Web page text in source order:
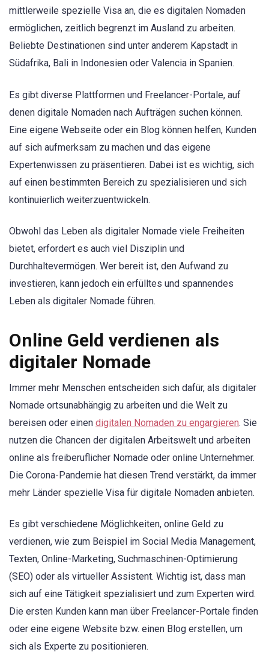
mittlerweile spezielle Visa an, die es digitalen Nomaden
ermöglichen, zeitlich begrenzt im Ausland zu arbeiten.
Beliebte Destinationen sind unter anderem Kapstadt in
Südafrika, Bali in Indonesien oder Valencia in Spanien.
Es gibt diverse Plattformen und Freelancer-Portale, auf
denen digitale Nomaden nach Aufträgen suchen können.
Eine eigene Webseite oder ein Blog können helfen, Kunden
auf sich aufmerksam zu machen und das eigene
Expertenwissen zu präsentieren. Dabei ist es wichtig, sich
auf einen bestimmten Bereich zu spezialisieren und sich
kontinuierlich weiterzuentwickeln.
Obwohl das Leben als digitaler Nomade viele Freiheiten
bietet, erfordert es auch viel Disziplin und
Durchhaltevermögen. Wer bereit ist, den Aufwand zu
investieren, kann jedoch ein erfülltes und spannendes
Leben als digitaler Nomade führen.
Online Geld verdienen als
digitaler Nomade
Immer mehr Menschen entscheiden sich dafür, als digitaler
Nomade ortsunabhängig zu arbeiten und die Welt zu
bereisen oder einen digitalen Nomaden zu engargieren. Sie
nutzen die Chancen der digitalen Arbeitswelt und arbeiten
online als freiberuflicher Nomade oder online Unternehmer.
Die Corona-Pandemie hat diesen Trend verstärkt, da immer
mehr Länder spezielle Visa für digitale Nomaden anbieten.
Es gibt verschiedene Möglichkeiten, online Geld zu
verdienen, wie zum Beispiel im Social Media Management,
Texten, Online-Marketing, Suchmaschinen-Optimierung
(SEO) oder als virtueller Assistent. Wichtig ist, dass man
sich auf eine Tätigkeit spezialisiert und zum Experten wird.
Die ersten Kunden kann man über Freelancer-Portale finden
oder eine eigene Website bzw. einen Blog erstellen, um
sich als Experte zu positionieren.